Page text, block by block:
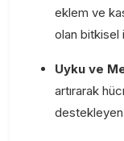
eklem ve
olan bitkisel
Uyku ve
artırarak